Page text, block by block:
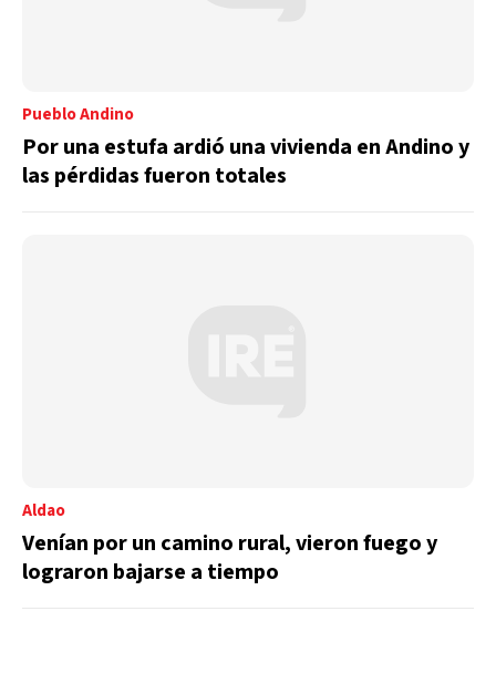
Pueblo Andino
Por una estufa ardió una vivienda en Andino y
las pérdidas fueron totales
Aldao
Venían por un camino rural, vieron fuego y
lograron bajarse a tiempo